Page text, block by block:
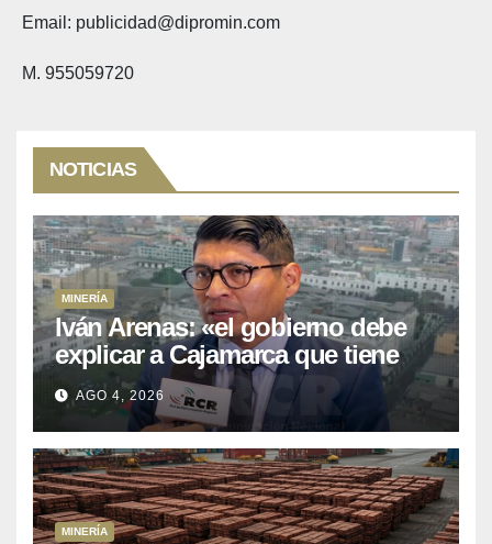
Email: publicidad@dipromin.com
M. 955059720
NOTICIAS
MINERÍA
Iván Arenas: «el gobierno debe
explicar a Cajamarca que tiene
US$ 16 mil millones en proyectos
mineros para salir de la pobreza
AGO 4, 2026
MINERÍA